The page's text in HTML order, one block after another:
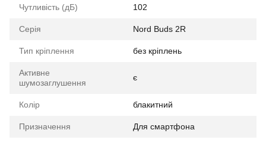
Чутливість (дБ) 102
Серія Nord Buds 2R
Тип кріплення без кріплень
Активне
шумозаглушення
є
Колір блакитний
Призначення Для смартфона